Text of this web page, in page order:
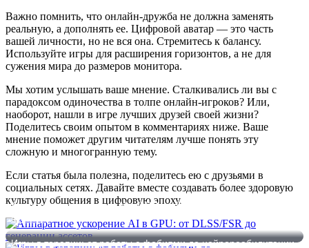
Важно помнить, что онлайн-дружба не должна заменять
реальную, а дополнять ее. Цифровой аватар — это часть
вашей личности, но не вся она. Стремитесь к балансу.
Используйте игры для расширения горизонтов, а не для
сужения мира до размеров монитора.
Мы хотим услышать ваше мнение. Сталкивались ли вы с
парадоксом одиночества в толпе онлайн-игроков? Или,
наоборот, нашли в игре лучших друзей своей жизни?
Поделитесь своим опытом в комментариях ниже. Ваше
мнение поможет другим читателям лучше понять эту
сложную и многогранную тему.
Если статья была полезна, поделитесь ею с друзьями в
социальных сетях. Давайте вместе создавать более здоровую
культуру общения в цифровую эпоху.
Аппаратное ускорение AI в GPU: от DLSS/FSR до генерации
ассетов
Игры в терапии: от работы с фобиями до нейрореабилитации